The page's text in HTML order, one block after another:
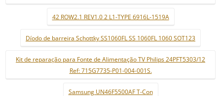
42 ROW2.1 REV1.0 2 L1-TYPE 6916L-1519A
Díodo de barreira Schottky SS1060FL SS 1060FL 1060 SOT123
Kit de reparação para Fonte de Alimentação TV Philips 24PFT5303/12
Ref: 715G7735-P01-004-001S.
Samsung UN46F5500AF T-Con